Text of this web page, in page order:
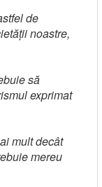
de
noastre,
să
exprimat
mult decât
mereu